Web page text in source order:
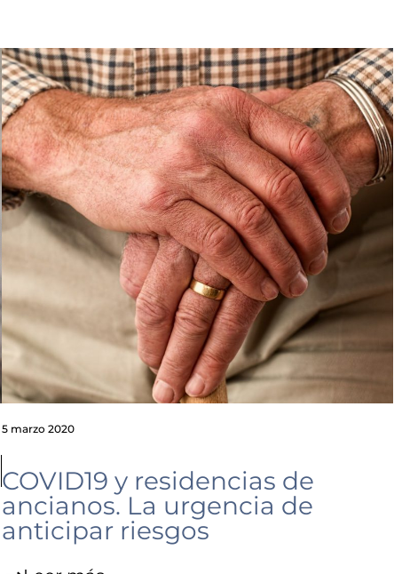
5 marzo 2020
COVID19 y residencias de
ancianos. La urgencia de
anticipar riesgos